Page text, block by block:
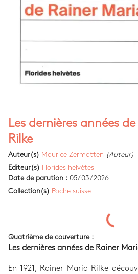
Les dernières années
Rilke
Auteur(s) Maurice Zermatten (Auteur)
Editeur(s) Florides helvètes
Date de parution : 05/03/2026
Collection(s) Poche suisse
Quatrième de couverture :
Les dernières années de Rainer
En 1921, Rainer Maria Rilke